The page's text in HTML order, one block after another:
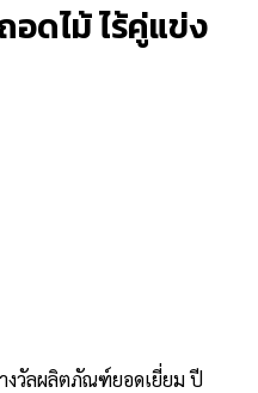
อดไม้ ไร้คู่แข่ง
งวัลผลิตภัณฑ์ยอดเยี่ยม ปี